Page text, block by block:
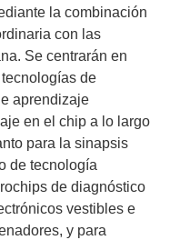
la combinación
con las
Se centrarán en
de
aprendizaje
en el chip a lo largo
para la sinapsis
de tecnología
de diagnóstico
vestibles e
y para